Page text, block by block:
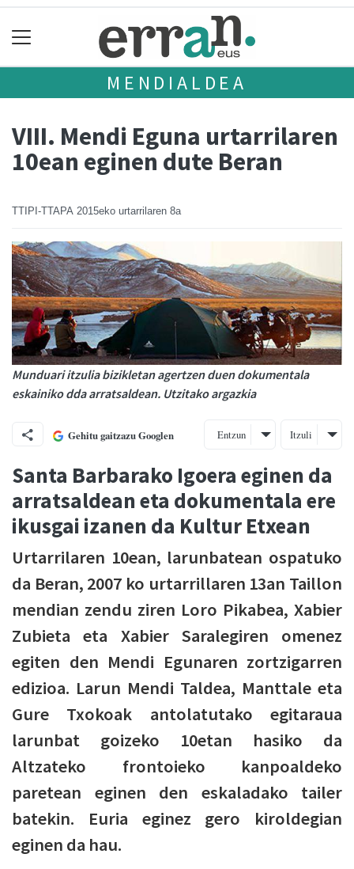
MENDIALDEA
VIII. Mendi Eguna urtarrilaren
10ean eginen dute Beran
TTIPI-TTAPA 2015eko urtarrilaren 8a
Munduari itzulia bizikletan agertzen duen dokumentala
eskainiko dda arratsaldean. Utzitako argazkia
Gehitu gaitzazu Googlen Entzun Itzuli
Santa Barbarako Igoera eginen da
arratsaldean eta dokumentala ere
ikusgai izanen da Kultur Etxean
Urtarrilaren 10ean, larunbatean ospatuko
da Beran, 2007 ko urtarrillaren 13an Taillon
mendian zendu ziren Loro Pikabea, Xabier
Zubieta eta Xabier Saralegiren omenez
egiten den Mendi Egunaren zortzigarren
edizioa. Larun Mendi Taldea, Manttale eta
Gure Txokoak antolatutako egitaraua
larunbat goizeko 10etan hasiko da
Altzateko frontoieko kanpoaldeko
paretean eginen den eskaladako tailer
batekin. Euria eginez gero kiroldegian
eginen da hau.